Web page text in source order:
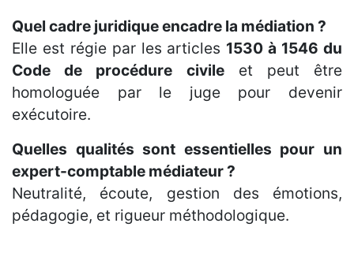
Quel cadre juridique encadre la médiation ?
Elle est régie par les articles 1530 à 1546 du
Code de procédure civileet peut être
homologuée par le juge pour devenir
exécutoire.
Quelles qualités sont essentielles pour un
expert-comptable médiateur ?
Neutralité, écoute, gestion des émotions,
pédagogie, et rigueur méthodologique.